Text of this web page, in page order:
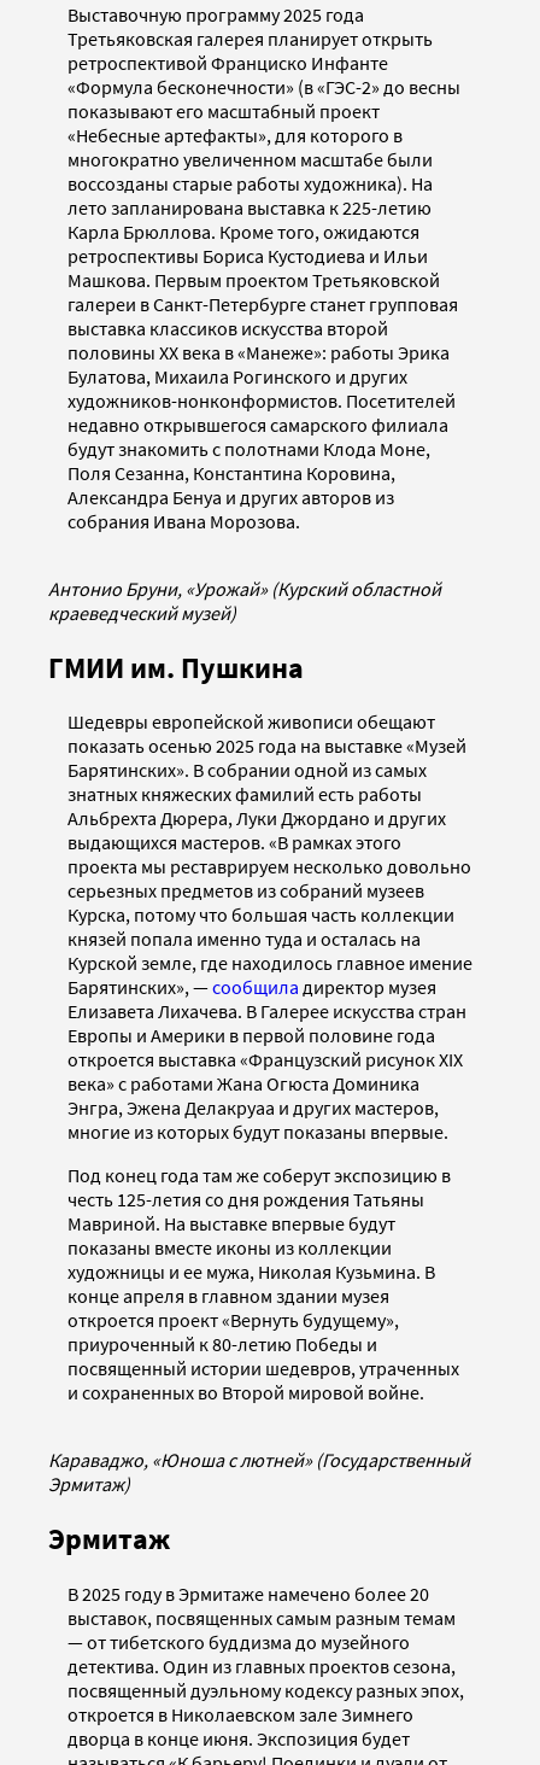
Выставочную программу 2025 года
Третьяковская галерея планирует открыть
ретроспективой Франциско Инфанте
«Формула бесконечности» (в «ГЭС-2» до весны
показывают его масштабный проект
«Небесные артефакты», для которого в
многократно увеличенном масштабе были
воссозданы старые работы художника). На
лето запланирована выставка к 225-летию
Карла Брюллова. Кроме того, ожидаются
ретроспективы Бориса Кустодиева и Ильи
Машкова. Первым проектом Третьяковской
галереи в Санкт-Петербурге станет групповая
выставка классиков искусства второй
половины ХХ века в «Манеже»: работы Эрика
Булатова, Михаила Рогинского и других
художников-нонконформистов. Посетителей
недавно открывшегося самарского филиала
будут знакомить с полотнами Клода Моне,
Поля Сезанна, Константина Коровина,
Александра Бенуа и других авторов из
собрания Ивана Морозова.
Антонио Бруни, «Урожай» (Курский областной
краеведческий музей)
ГМИИ им. Пушкина
Шедевры европейской живописи обещают
показать осенью 2025 года на выставке «Музей
Барятинских». В собрании одной из самых
знатных княжеских фамилий есть работы
Альбрехта Дюрера, Луки Джордано и других
выдающихся мастеров. «В рамках этого
проекта мы реставрируем несколько довольно
серьезных предметов из собраний музеев
Курска, потому что большая часть коллекции
князей попала именно туда и осталась на
Курской земле, где находилось главное имение
Барятинских», —сообщила директор музея
Елизавета Лихачева. В Галерее искусства стран
Европы и Америки в первой половине года
откроется выставка «Французский рисунок XIX
века» с работами Жана Огюста Доминика
Энгра, Эжена Делакруаа и других мастеров,
многие из которых будут показаны впервые.
Под конец года там же соберут экспозицию в
честь 125-летия со дня рождения Татьяны
Мавриной. На выставке впервые будут
показаны вместе иконы из коллекции
художницы и ее мужа, Николая Кузьмина. В
конце апреля в главном здании музея
откроется проект «Вернуть будущему»,
приуроченный к 80-летию Победы и
посвященный истории шедевров, утраченных
и сохраненных во Второй мировой войне.
Караваджо, «Юноша с лютней» (Государственный
Эрмитаж)
Эрмитаж
В 2025 году в Эрмитаже намечено более 20
выставок, посвященных самым разным темам
— от тибетского буддизма до музейного
детектива. Один из главных проектов сезона,
посвященный дуэльному кодексу разных эпох,
откроется в Николаевском зале Зимнего
дворца в конце июня. Экспозиция будет